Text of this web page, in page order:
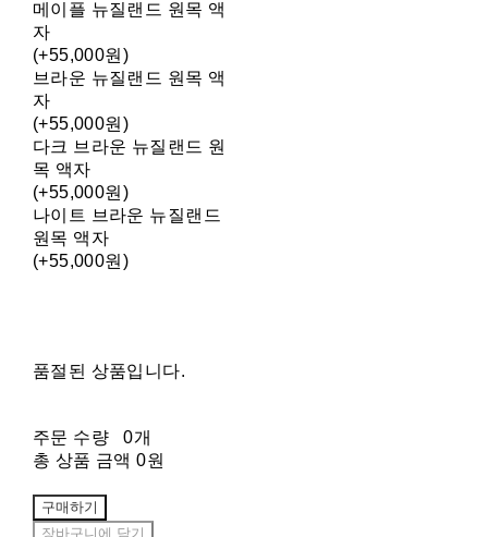
메이플 뉴질랜드 원목 액
자
(+55,000원)
브라운 뉴질랜드 원목 액
자
(+55,000원)
다크 브라운 뉴질랜드 원
목 액자
(+55,000원)
나이트 브라운 뉴질랜드
원목 액자
(+55,000원)
품절된 상품입니다.
주문 수량
0개
총 상품 금액 0원
구매하기
장바구니에 담기